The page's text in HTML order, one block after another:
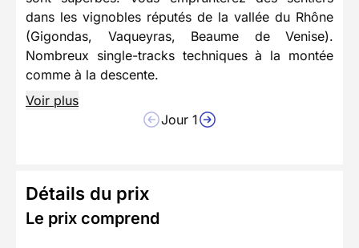
dans les vignobles réputés de la vallée du Rhône
(Gigondas, Vaqueyras, Beaume de Venise).
Nombreux single-tracks techniques à la montée
comme à la descente.
Voir plus
Jour 1
Détails du prix
Le prix comprend